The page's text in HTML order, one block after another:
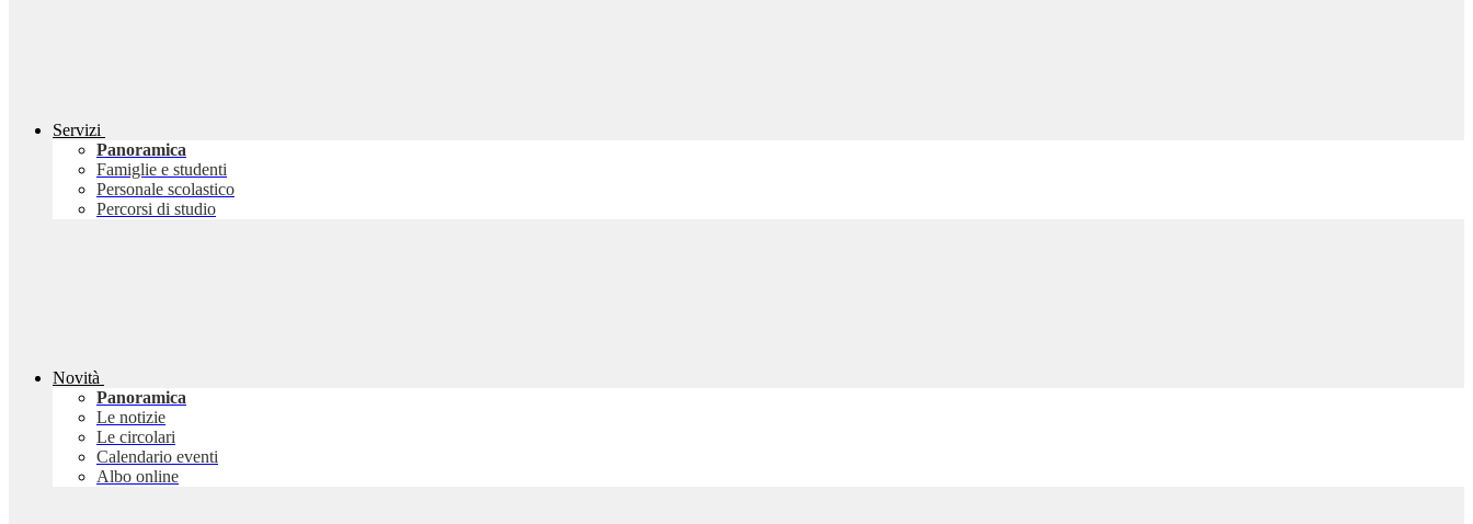
Servizi
Panoramica
Famiglie e studenti
Personale scolastico
Percorsi di studio
Novità
Panoramica
Le notizie
Le circolari
Calendario eventi
Albo online